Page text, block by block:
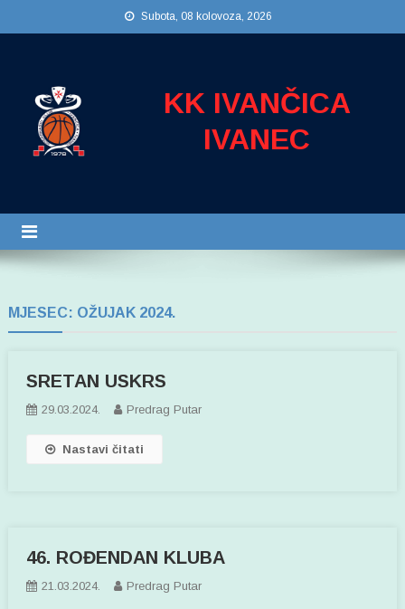
na
Subota, 08 kolovoza, 2026
KK IVANČICA
IVANEC
MJESEC: OŽUJAK 2024.
SRETAN USKRS
29.03.2024. Predrag Putar
Nastavi čitati
46. ROĐENDAN KLUBA
21.03.2024. Predrag Putar